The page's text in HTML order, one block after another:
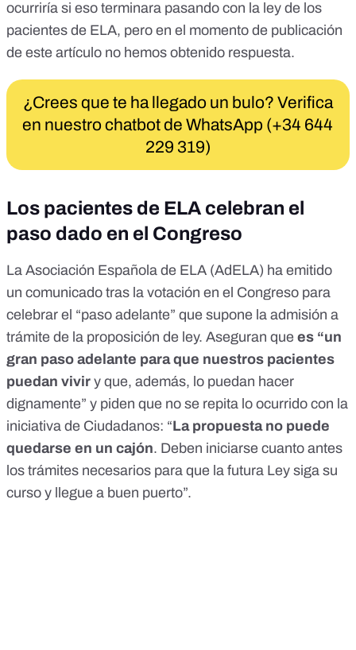
ocurriría si eso terminara pasando con la ley de los
pacientes de ELA, pero en el momento de publicación
de este artículo no hemos obtenido respuesta.
¿Crees que te ha llegado un bulo? Verifica
en nuestro chatbot de WhatsApp (+34 644
229 319)
Los pacientes de ELA celebran el
paso dado en el Congreso
La Asociación Española de ELA (AdELA) ha emitido
un comunicado tras la votación en el Congreso para
celebrar el “paso adelante” que supone la admisión a
trámite de la proposición de ley. Aseguran que es “un
gran paso adelante para que nuestros pacientes
puedan vivir y que, además, lo puedan hacer
dignamente” y piden que no se repita lo ocurrido con la
iniciativa de Ciudadanos: “La propuesta no puede
quedarse en un cajón. Deben iniciarse cuanto antes
los trámites necesarios para que la futura Ley siga su
curso y llegue a buen puerto”.